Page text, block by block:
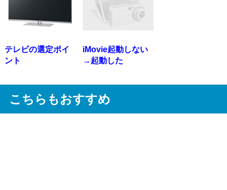
テレビの選定ポイ
ント
iMovie起動しない
→起動した
こちらもおすすめ